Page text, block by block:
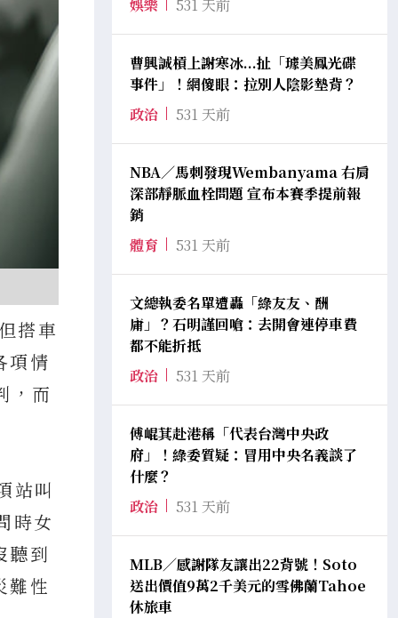
搭車
項情
，而
站叫
時女
聽到
難性
娛樂
531 天前
曹興誠槓上謝寒冰...扯「璩美鳳光碟
事件」！網傻眼：拉別人陰影墊背？
政治
531 天前
NBA／馬刺發現Wembanyama 右肩
深部靜脈血栓問題 宣布本賽季提前報
銷
體育
531 天前
文總執委名單遭轟「綠友友、酬
庸」？石明謹回嗆：去開會連停車費
都不能折抵
政治
531 天前
傅崐萁赴港稱「代表台灣中央政
府」！綠委質疑：冒用中央名義談了
什麼？
政治
531 天前
MLB／感謝隊友讓出22背號！Soto
送出價值9萬2千美元的雪佛蘭Tahoe
休旅車